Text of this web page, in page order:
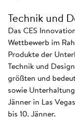
Technik und
Das CES
Wettbewerb im
Produkte der
Technik und
größten und
sowie
Jänner in Las
bis 10. Jänner.